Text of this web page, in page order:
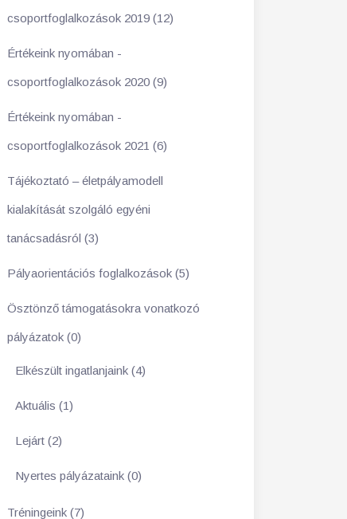
csoportfoglalkozások 2019 (12)
Értékeink nyomában -
csoportfoglalkozások 2020 (9)
Értékeink nyomában -
csoportfoglalkozások 2021 (6)
Tájékoztató – életpályamodell
kialakítását szolgáló egyéni
tanácsadásról (3)
Pályaorientációs foglalkozások (5)
Ösztönző támogatásokra vonatkozó
pályázatok (0)
Elkészült ingatlanjaink (4)
Aktuális (1)
Lejárt (2)
Nyertes pályázataink (0)
Tréningeink (7)